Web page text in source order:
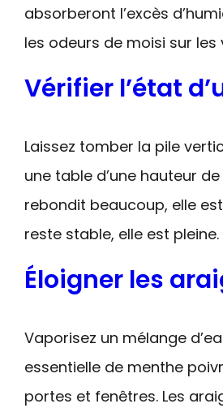
absorberont l’excès
les odeurs de moisi sur les
Vérifier l’état
Laissez tomber la pile
une table d’une hauteur de
rebondit beaucoup, elle
reste stable, elle est pleine.
Éloigner les
Vaporisez un mélange
essentielle de menthe
portes et fenêtres. Les